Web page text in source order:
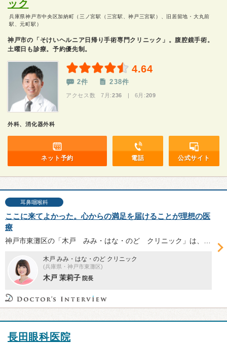
ック
兵庫県神戸市中央区加納町（三ノ宮駅（三宮駅、神戸三宮駅）、旧居留地・大丸前
駅、元町駅）
神戸市の「そけいヘルニア日帰り手術専門クリニック」。腹腔鏡手術。
土曜日も診療。予約優先制。
4.64
2件 238件
アクセス数 7月:236 | 6月:209
外科、消化器外科
ネット予約 電話 公式サイト
耳鼻咽喉科
ここに来てよかった。心からの満足を届けることが理想の医
療
木戸 みみ・はな・のど クリニック
(兵庫県・神戸市東灘区)
木戸 茉莉子 院長
長田眼科医院